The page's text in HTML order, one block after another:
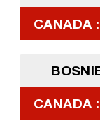
CANADA
CANADA